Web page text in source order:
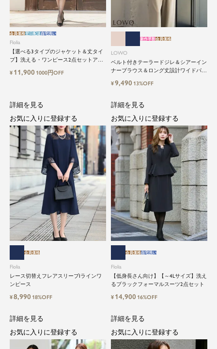
Flolia
【選べる3タイプのジャケット＆丈タイ
プ】洗える・ワンピース2点セットアッ
会員価格翌日配送自宅洗い
¥ 11,900 1000円OFF
LOWO
ベルト付きテーラードジレ＆シアーイン
ナーブラウス＆ロング丈設計ワイドパン
新作早割会員価格
¥9,490 13%OFF
Flolia
レース切替えフレアスリーブIラインワ
ンピース
会員価格
¥8,990 18%OFF
詳細を見る
お気に入りに登録する
Flolia
【低身長さん向け】【～4Lサイズ】洗え
るブラックフォーマルスーツ2点セット
会員価格自宅洗い
¥ 14,900 16%OFF
詳細を見る
お気に入りに登録する
詳細を見る
お気に入りに登録する
詳細を見る
お気に入りに登録する